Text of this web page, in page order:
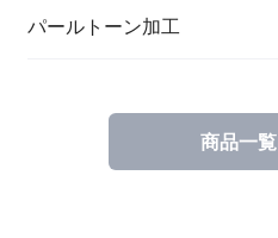
一筆箋
ハンドメイドキット
パールトーン加工
商品一